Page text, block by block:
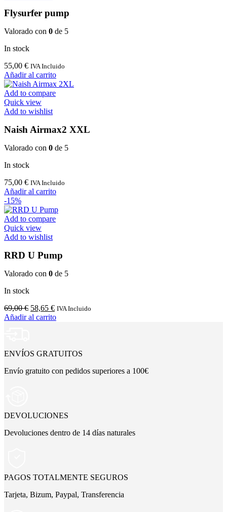
Flysurfer pump
Valorado con 0 de 5
In stock
55,00 € IVA Incluido
Añadir al carrito
Add to compare
Quick view
Add to wishlist
Naish Airmax2 XXL
Valorado con 0 de 5
In stock
75,00 € IVA Incluido
Añadir al carrito
-15%
Add to compare
Quick view
Add to wishlist
RRD U Pump
Valorado con 0 de 5
In stock
69,00€ El
precio
58,65 €El
precio
IVA Incluido
Añadir al carrito
ENVÍOS GRATUITOS
Envío gratuito con pedidos superiores a 100€
DEVOLUCIONES
Devoluciones dentro de 14 días naturales
PAGOS TOTALMENTE SEGUROS
Tarjeta, Bizum, Paypal, Transferencia